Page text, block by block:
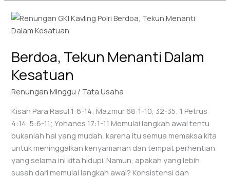
Berdoa, Tekun Menanti Dalam
Kesatuan
Renungan Minggu / Tata Usaha
Kisah Para Rasul 1:6-14; Mazmur 68:1-10, 32-35; 1 Petrus
4:14, 5:6-11; Yohanes 17:1-11 Memulai langkah awal tentu
bukanlah hal yang mudah, karena itu semua memaksa kita
untuk meninggalkan kenyamanan dan tempat perhentian
yang selama ini kita hidupi. Namun, apakah yang lebih
susah dari memulai langkah awal? Konsistensi dan
Berdoa,
Tekun
Dalam